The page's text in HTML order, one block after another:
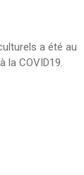
a été au
la COVID19.